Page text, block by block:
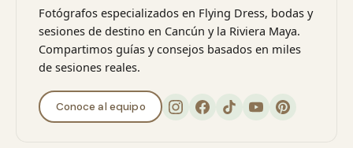
Fotógrafos especializados en Flying Dress, bodas y
sesiones de destino en Cancún y la Riviera Maya.
Compartimos guías y consejos basados en miles
de sesiones reales.
Conoce al equipo